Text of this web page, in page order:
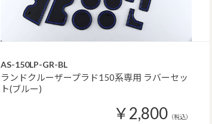
AS-150LP-GR-BL
ランドクルーザープラド150系専用 ラバーセッ
ト(ブルー)
￥2,800 （税込）